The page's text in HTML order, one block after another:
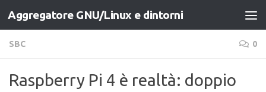
Salta al contenuto
Aggregatore GNU/Linux e dintorni
SBC 0
Raspberry Pi 4 è realtà: doppio